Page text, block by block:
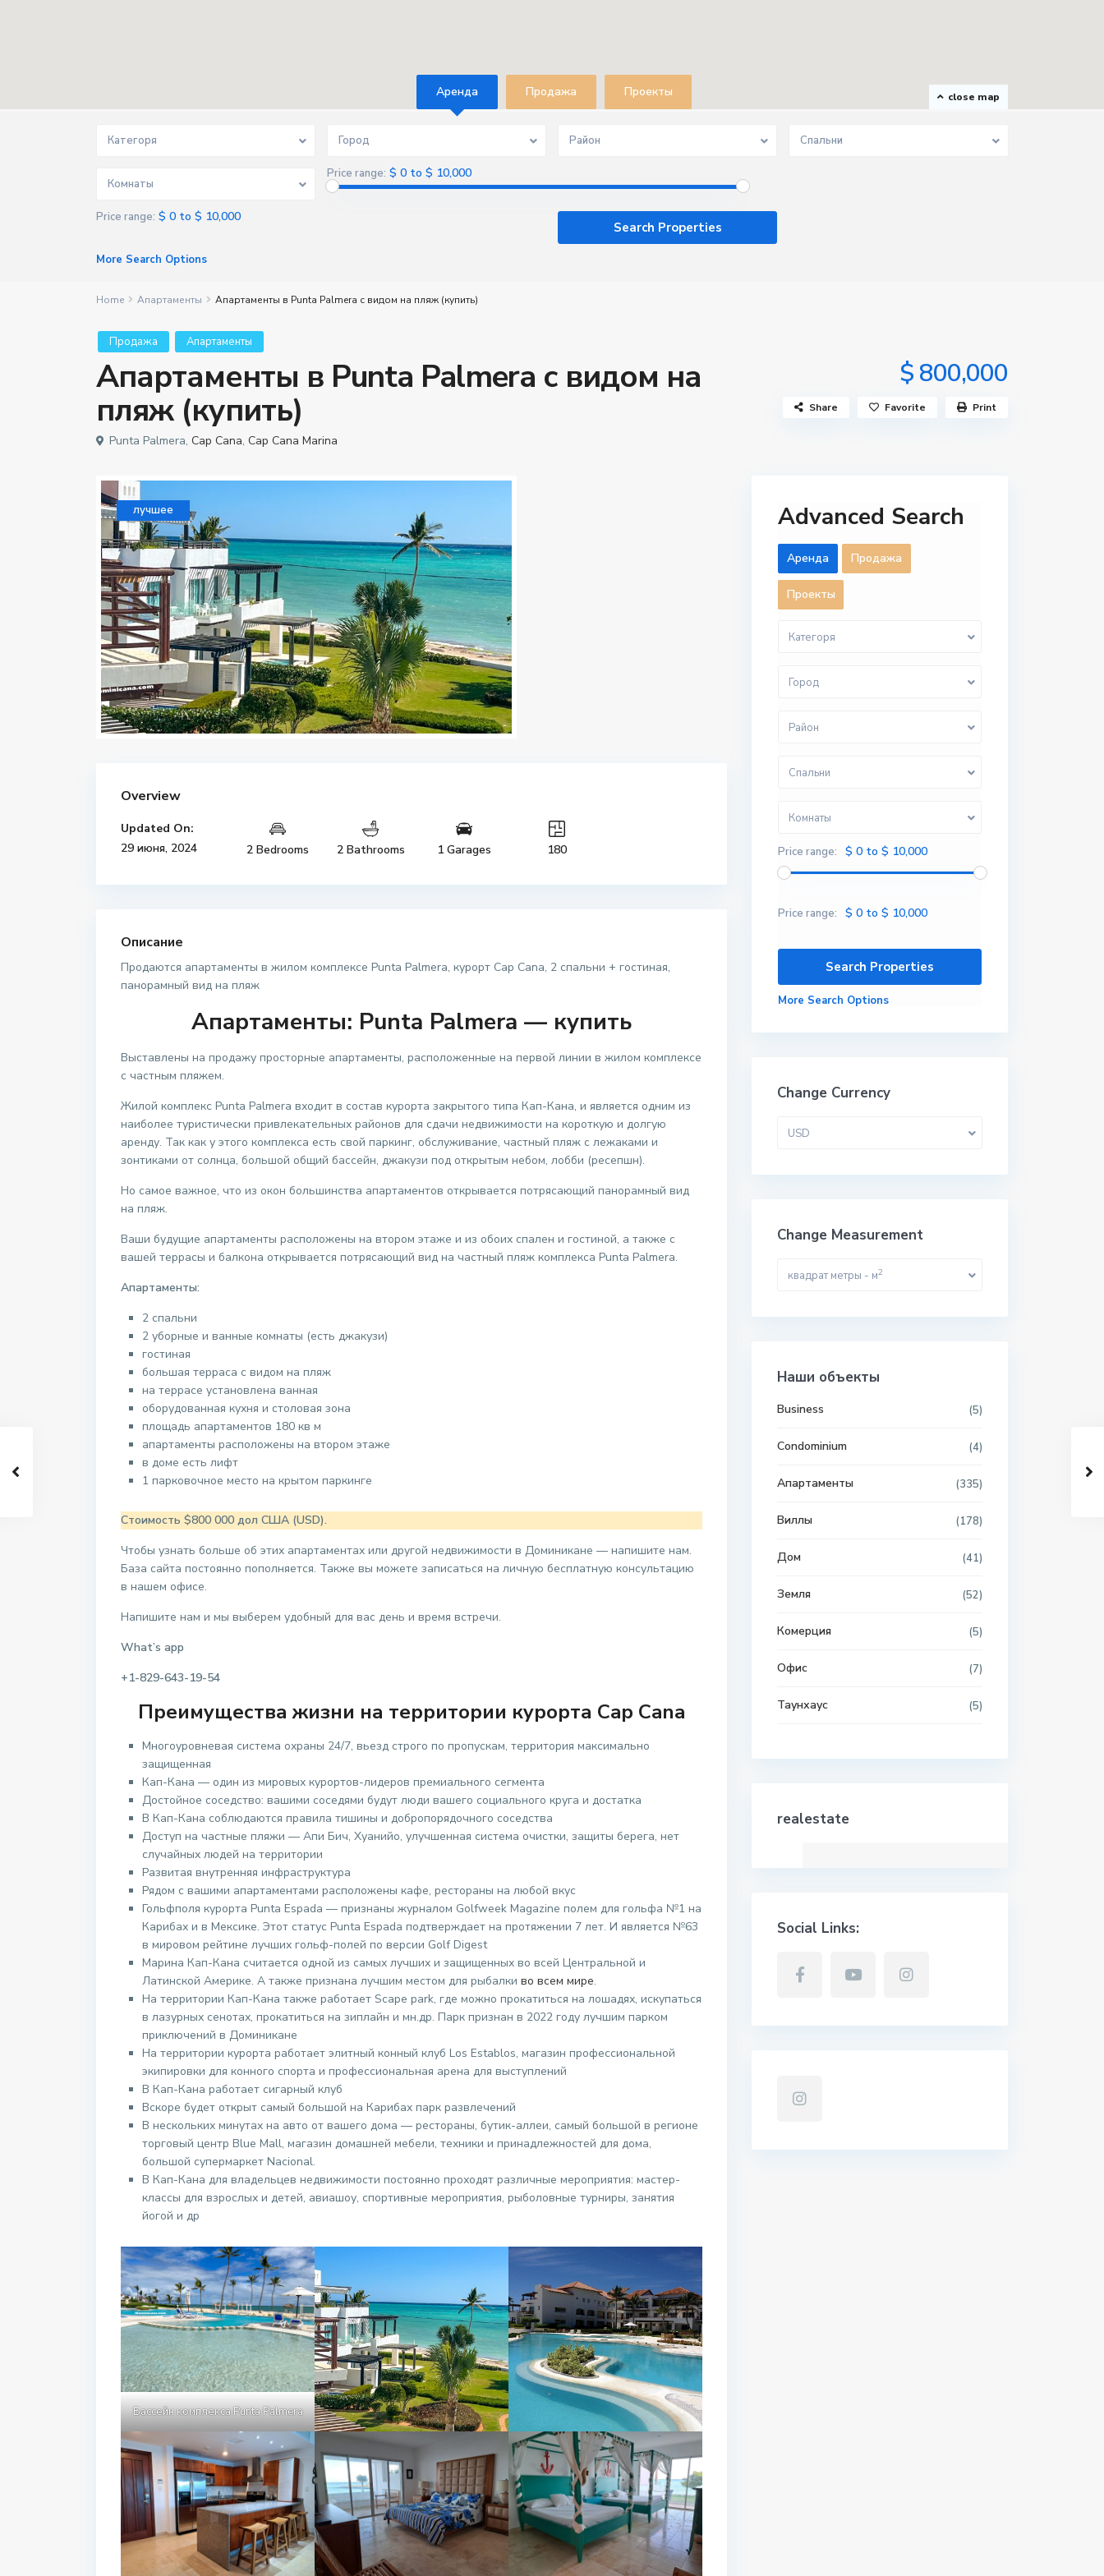
close map
Aренда Продажа Проекты
Категоря Город Район Спальни
Комнаты
Price range: $ 0 to $ 10,000
Price range: $ 0 to $ 10,000
More Search Options
Home Апартаменты Апартаменты в Punta Palmera с видом на пляж (купить)
Продажа Апартаменты
Апартаменты в Punta Palmera с видом на
пляж (купить)
$ 800,000
Punta Palmera, Cap Cana, Cap Cana Marina
Share Favorite Print
лучшее
Overview
Updated On:
29 июня, 2024
2 Bedrooms 2 Bathrooms 1 Garages 180
Описание
Продаются апартаменты в жилом комплексе Punta Palmera, курорт Cap Cana, 2 спальни + гостиная,
панорамный вид на пляж
Апартаменты: Punta Palmera — купить
Выставлены на продажу просторные апартаменты, расположенные на первой линии в жилом комплексе
с частным пляжем.
Жилой комплекс Punta Palmera входит в состав курорта закрытого типа Кап-Кана, и является одним из
наиболее туристически привлекательных районов для сдачи недвижимости на короткую и долгую
аренду. Так как у этого комплекса есть свой паркинг, обслуживание, частный пляж с лежаками и
зонтиками от солнца, большой общий бассейн, джакузи под открытым небом, лобби (ресепшн).
Но самое важное, что из окон большинства апартаментов открывается потрясающий панорамный вид
на пляж.
Ваши будущие апартаменты расположены на втором этаже и из обоих спален и гостиной, а также с
вашей террасы и балкона открывается потрясающий вид на частный пляж комплекса Punta Palmera.
Апартаменты:
2 спальни
2 уборные и ванные комнаты (есть джакузи)
гостиная
большая терраса с видом на пляж
на террасе установлена ванная
оборудованная кухня и столовая зона
площадь апартаментов 180 кв м
апартаменты расположены на втором этаже
в доме есть лифт
1 парковочное место на крытом паркинге
Стоимость $800 000 дол США (USD).
Чтобы узнать больше об этих апартаментах или другой недвижимости в Доминикане — напишите нам.
База сайта постоянно пополняется. Также вы можете записаться на личную бесплатную консультацию
в нашем офисе.
Напишите нам и мы выберем удобный для вас день и время встречи.
What’s app
+1-829-643-19-54
Преимущества жизни на территории курорта Cap Cana
Многоуровневая система охраны 24/7, вьезд строго по пропускам, территория максимально
защищенная
Кап-Кана — один из мировых курортов-лидеров премиального сегмента
Достойное соседство: вашими соседями будут люди вашего социального круга и достатка
В Кап-Кана соблюдаются правила тишины и добропорядочного соседства
Доступ на частные пляжи — Апи Бич, Хуанийо, улучшенная система очистки, защиты берега, нет
случайных людей на территории
Развитая внутренняя инфраструктура
Рядом с вашими апартаментами расположены кафе, рестораны на любой вкус
Гольфполя курорта Punta Espada — признаны журналом Golfweek Magazine полем для гольфа №1 на
Карибах и в Мексике. Этот статус Punta Espada подтверждает на протяжении 7 лет. И является №63
в мировом рейтине лучших гольф-полей по версии Golf Digest
Марина Кап-Кана считается одной из самых лучших и защищенных во всей Центральной и
Латинской Америке. А также признана лучшим местом для рыбалки во всем мире.
На территории Кап-Кана также работает Scape park, где можно прокатиться на лошадях, искупаться
в лазурных сенотах, прокатиться на зиплайн и мн.др. Парк признан в 2022 году лучшим парком
приключений в Доминикане
На территории курорта работает элитный конный клуб Los Establos, магазин профессиональной
экипировки для конного спорта и профессиональная арена для выступлений
В Кап-Кана работает сигарный клуб
Вскоре будет открыт самый большой на Карибах парк развлечений
В нескольких минутах на авто от вашего дома — рестораны, бутик-аллеи, самый большой в регионе
торговый центр Blue Mall, магазин домашней мебели, техники и принадлежностей для дома,
большой супермаркет Nacional.
В Кап-Кана для владельцев недвижимости постоянно проходят различные мероприятия: мастер-
классы для взрослых и детей, авиашоу, спортивные мероприятия, рыболовные турниры, занятия
йогой и др
Бассейн комплекса Punta Palmera
Advanced Search
Aренда Продажа
Проекты
Категоря
Город
Район
Спальни
Комнаты
Price range: $ 0 to $ 10,000
Price range: $ 0 to $ 10,000
More Search Options
Change Currency
USD
Change Measurement
квадрат метры - м2
Наши объекты
Business (5)
Condominium (4)
Апартаменты (335)
Виллы (178)
Дом (41)
Земля (52)
Комерция (5)
Офис (7)
Таунхаус (5)
realestate
Social Links: